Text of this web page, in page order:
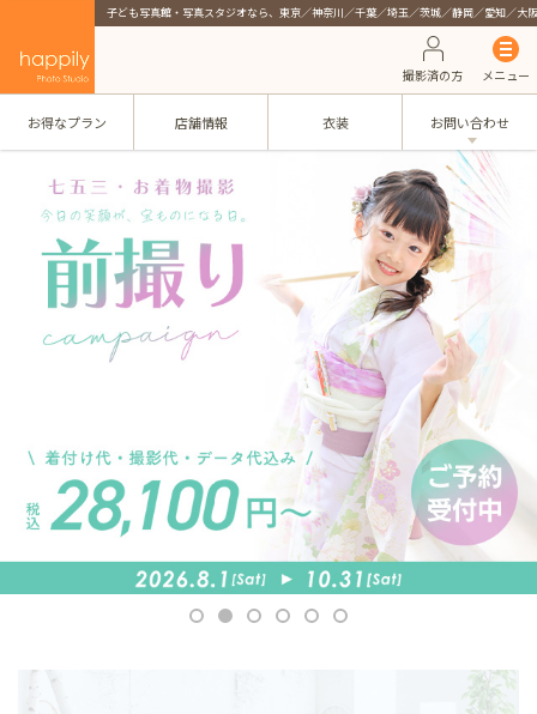
子ども写真館・写真スタジオなら、東京／神奈川／千葉／埼玉／茨城／静岡／愛知／大
撮影済の方 メニュー
お得なプラン 店舗情報 衣装 お問い合わせ